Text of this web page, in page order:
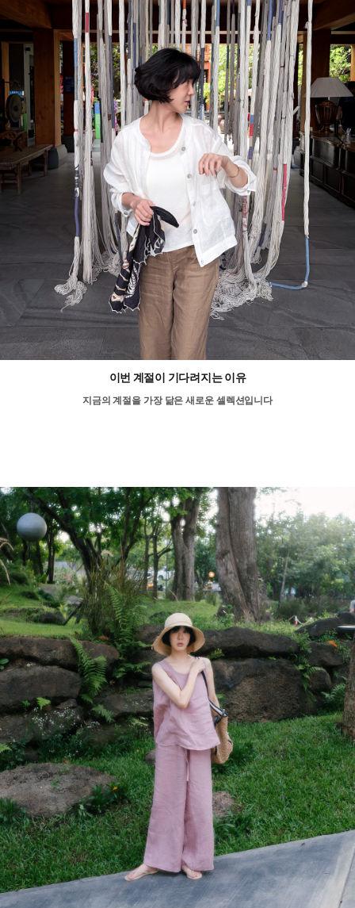
이번 계절이 기다려지는 이유
지금의 계절을 가장 닮은 새로운 셀렉션입니다